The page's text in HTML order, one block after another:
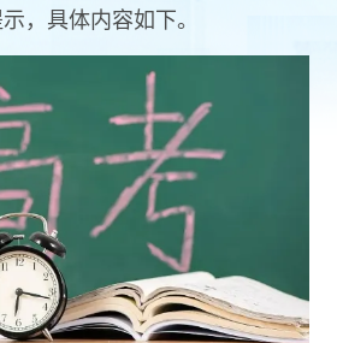
，具体内容如下。